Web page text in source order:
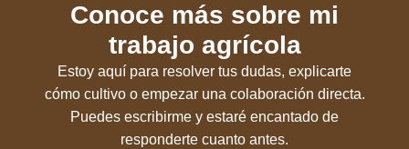
Conoce más sobre mi
trabajo agrícola
Estoy aquí para resolver tus dudas, explicarte
cómo cultivo o empezar una colaboración directa.
Puedes escribirme y estaré encantado de
responderte cuanto antes.